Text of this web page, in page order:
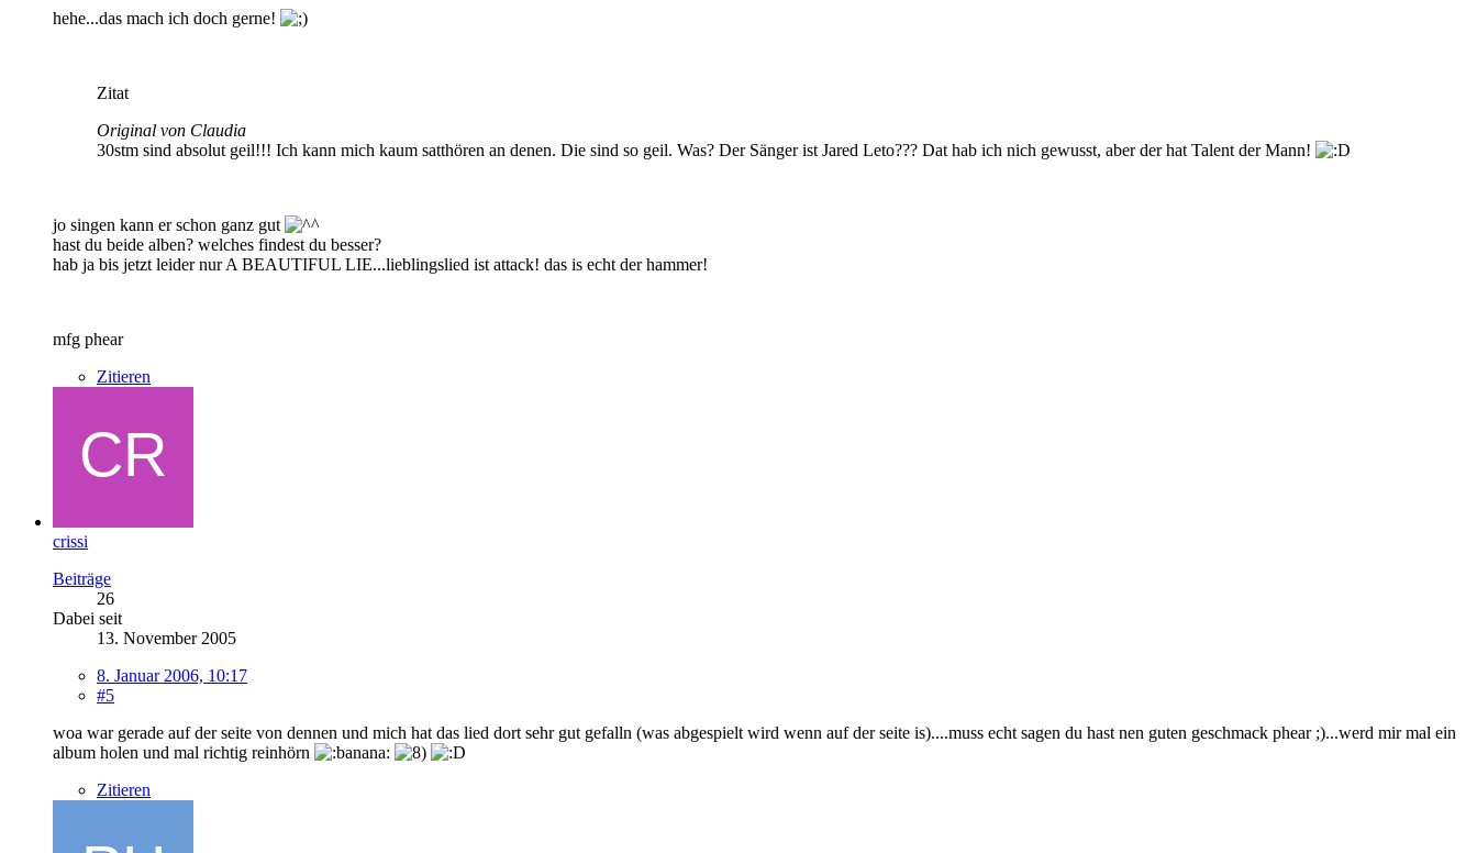
hehe...das mach ich doch gerne!
Zitat
Original von Claudia
30stm sind absolut geil!!! Ich kann mich kaum satthören an denen. Die sind so geil. Was? Der Sänger ist Jared Leto??? Dat hab ich nich gewusst, aber der hat Talent der Mann!
jo singen kann er schon ganz gut
hast du beide alben? welches findest du besser?
hab ja bis jetzt leider nur A BEAUTIFUL LIE...lieblingslied ist attack! das is echt der hammer!
mfg phear
Zitieren
crissi
Beiträge
26
Dabei seit
13. November 2005
8. Januar 2006, 10:17
#5
woa war gerade auf der seite von dennen und mich hat das lied dort sehr gut gefalln (was abgespielt wird wenn auf der seite is)....muss echt sagen du hast nen guten geschmack phear ;)...werd mir mal ein
album holen und mal richtig reinhörn
Zitieren